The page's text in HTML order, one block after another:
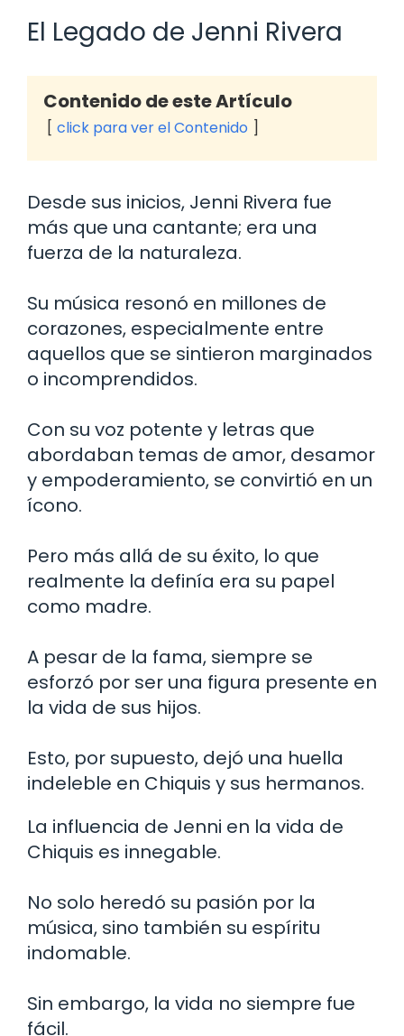
El Legado de Jenni Rivera
Contenido de este Artículo
click para ver el Contenido
Desde sus inicios, Jenni Rivera fue
más que una cantante; era una
fuerza de la naturaleza.
Su música resonó en millones de
corazones, especialmente entre
aquellos que se sintieron marginados
o incomprendidos.
Con su voz potente y letras que
abordaban temas de amor, desamor
y empoderamiento, se convirtió en un
ícono.
Pero más allá de su éxito, lo que
realmente la definía era su papel
como madre.
A pesar de la fama, siempre se
esforzó por ser una figura presente en
la vida de sus hijos.
Esto, por supuesto, dejó una huella
indeleble en Chiquis y sus hermanos.
La influencia de Jenni en la vida de
Chiquis es innegable.
No solo heredó su pasión por la
música, sino también su espíritu
indomable.
Sin embargo, la vida no siempre fue
fácil.